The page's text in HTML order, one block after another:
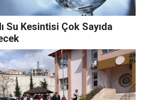
Su Kesintisi Çok Sayıda